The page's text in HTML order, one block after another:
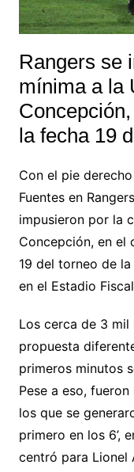
Rangers se
mínima a la
la fecha 19
Con el pie
Fuentes en
impusieron por la
Concepción, en el
19 del torneo de la
en el Estadio
Los cerca de 3
propuesta
primeros minutos
Pese a eso,
los que se
primero en los 6’,
centró para Lionel